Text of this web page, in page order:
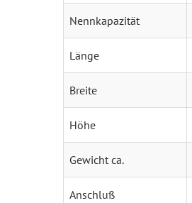
Nennkapazität
Länge
Breite
Höhe
Gewicht ca.
Anschluß